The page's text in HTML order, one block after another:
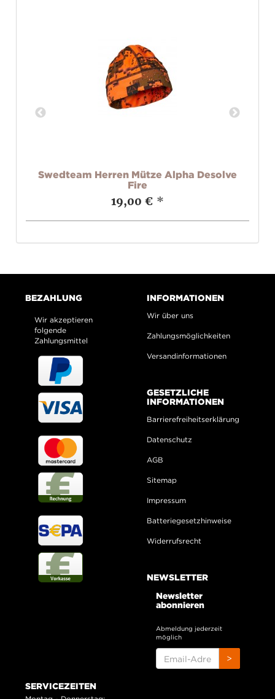
Swedteam Herren Mütze Alpha Desolve
Fire
19,00 € *
BEZAHLUNG
Wir akzeptieren
folgende
Zahlungsmittel
INFORMATIONEN
Wir über uns
Zahlungsmöglichkeiten
Versandinformationen
GESETZLICHE
INFORMATIONEN
Barrierefreiheitserklärung
Datenschutz
AGB
Sitemap
Impressum
Batteriegesetzhinweise
Widerrufsrecht
NEWSLETTER
Newsletter
abonnieren
Abmeldung jederzeit
möglich
ADRESSE
>
SERVICEZEITEN